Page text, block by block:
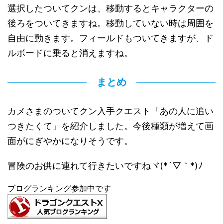
選択したついてクンは、移動するとキャラクターの
後ろをついてきますね。移動していない時は周囲を
自由に動きます。フィールドもついてきますが、ド
ルボードに乗ると消えますね。
まとめ
カメさまのついてクン入手クエスト「あの人に追い
つきたくて」を紹介しました。今後種類が増えて画
面がにぎやかになりそうです。
冒険のお供に連れて行きたいですねヾ(*´▽｀*)ﾉ
ブログランキング参加中です